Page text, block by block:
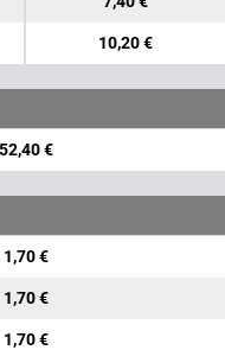
10,20 €
52,40 €
1,70 €
1,70 €
1,70 €